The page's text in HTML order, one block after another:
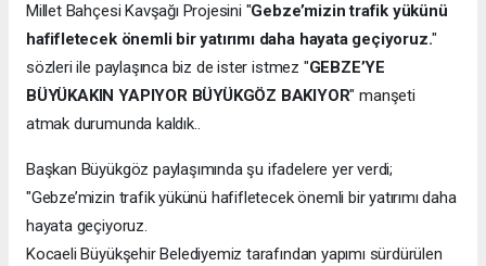
Millet Bahçesi Kavşağı Projesini "Gebze’mizin trafik yükünü
hafifletecek önemli bir yatırımı daha hayata geçiyoruz."
sözleri ile paylaşınca biz de ister istmez "GEBZE’YE
BÜYÜKAKIN YAPIYOR BÜYÜKGÖZ BAKIYOR" manşeti
atmak durumunda kaldık..
Başkan Büyükgöz paylaşımında şu ifadelere yer verdi;
"Gebze’mizin trafik yükünü hafifletecek önemli bir yatırımı daha
hayata geçiyoruz.
Kocaeli Büyükşehir Belediyemiz tarafından yapımı sürdürülen